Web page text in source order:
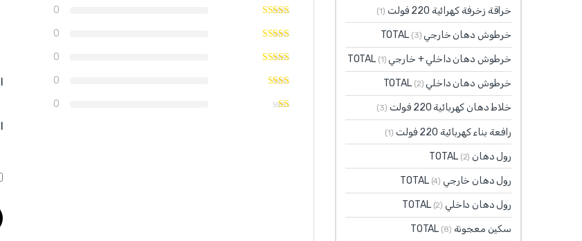
0
0
0
0
0
خراقة زخرفة كهرائية 220 فولت (1)
خرطوش دهان خارجي TOTAL (3)
خرطوش دهان داخلي + خارجي TOTAL (1)
خرطوش دهان داخلي TOTAL (2)
خلاط دهان كهربائية 220 فولت (3)
رافعة بناء كهربائية 220 فولت (1)
رول دهان TOTAL (2)
رول دهان خارجي TOTAL (4)
رول دهان داخلي TOTAL (2)
سكين معجونة TOTAL (8)